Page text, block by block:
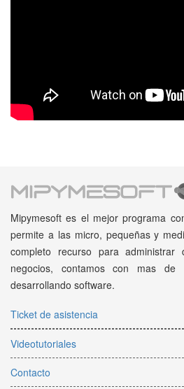
Mipymesoft es el mejor programa
permite a las micro, pequeñas y
completo recurso para
negocios, contamos con mas
desarrollando software.
Ticket de asistencia
Videotutoriales
Contacto